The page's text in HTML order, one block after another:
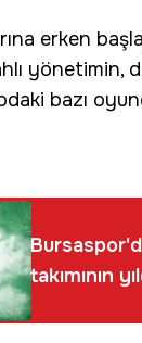
erken
bazı
takımının